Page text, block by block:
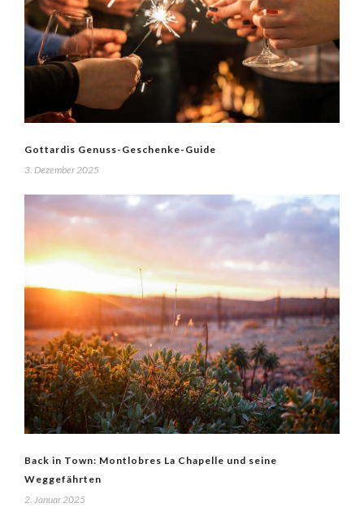
Gottardis Genuss-Geschenke-Guide
3. Dezember 2025
Back in Town: Montlobres La Chapelle und seine
Weggefährten
2. Januar 2025